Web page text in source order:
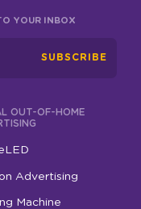
YOUR INBOX
SUBSCRIBE
OUT-OF-HOME
Advertising
Machine